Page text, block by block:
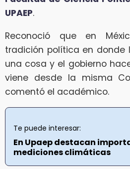
UPAEP.
Reconoció que en
tradición política en donde
una cosa y el gobierno
viene desde la misma
comentó el académico.
Te puede interesar:
En Upaep destacan
mediciones climáticas